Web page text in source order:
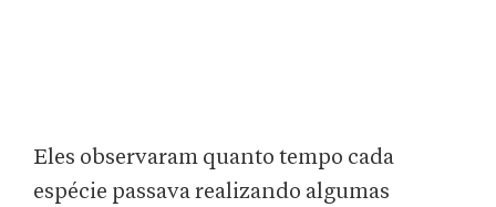
Eles observaram quanto tempo cada
espécie passava realizando algumas